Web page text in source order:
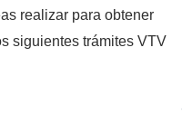
realizar para obtener
siguientes trámites VTV